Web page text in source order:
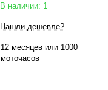
В наличии: 1
Нашли дешевле?
12 месяцев или 1000
моточасов